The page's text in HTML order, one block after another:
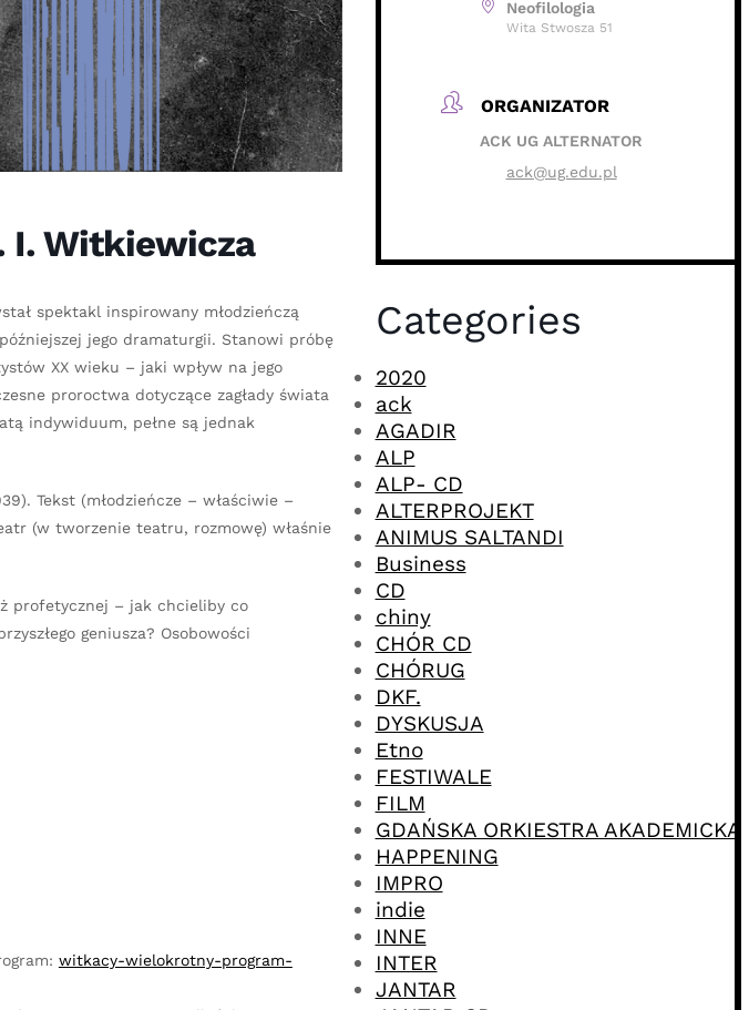
I. Witkiewicza
spektakl inspirowany młodzieńczą
jego dramaturgii. Stanowi próbę
XX wieku – jaki wpływ na jego
proroctwa dotyczące zagłady świata
indywiduum, pełne są jednak
Tekst (młodzieńcze – właściwie –
(w tworzenie teatru, rozmowę) właśnie
profetycznej – jak chcieliby co
geniusza? Osobowości
witkacy-wielokrotny-program-
Neofilologia
Wita Stwosza 51
ORGANIZATOR
ACK UG ALTERNATOR
ack@ug.edu.pl
Categories
2020
ack
AGADIR
ALP
ALP- CD
ALTERPROJEKT
ANIMUS SALTANDI
Business
CD
chiny
CHÓR CD
CHÓRUG
DKF.
DYSKUSJA
Etno
FESTIWALE
FILM
GDAŃSKA ORKIESTRA AKADEMICKA
HAPPENING
IMPRO
indie
INNE
INTER
JANTAR